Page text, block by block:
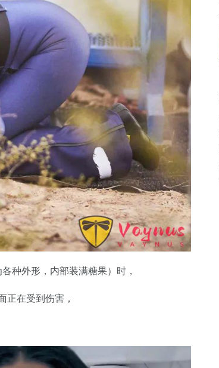
种外形，内部装满糖果）时，
正在受到伤害，